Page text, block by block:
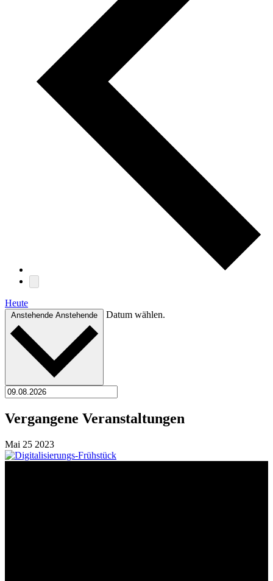
Heute
Anstehende Anstehende Datum wählen.
Vergangene Veranstaltungen
Mai 25 2023